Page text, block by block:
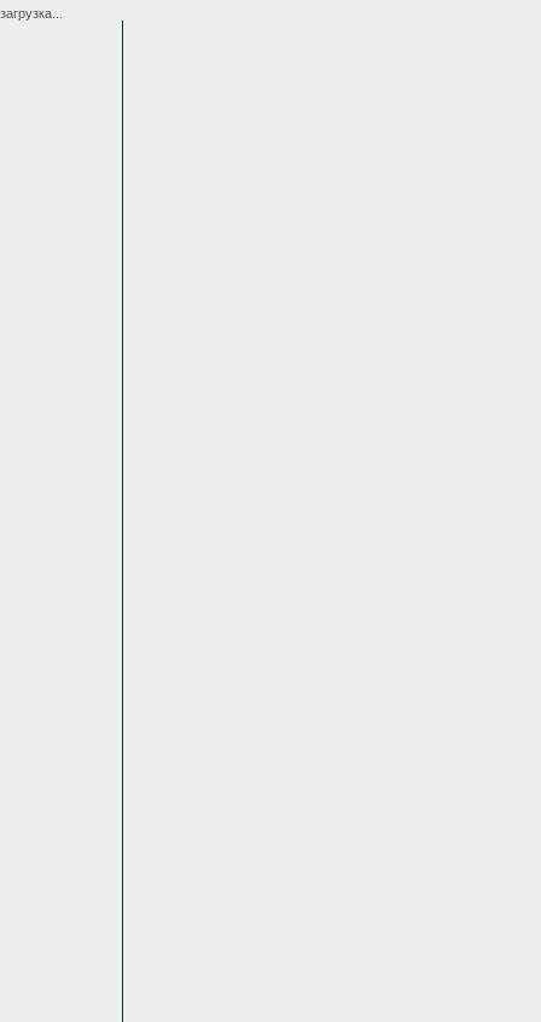
загрузка...